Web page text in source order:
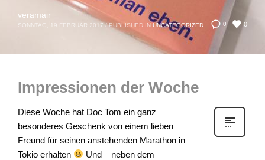
0 0
veramair
SONNTAG, 19 FEBRUAR 2017 / PUBLISHED IN UNCATEGORIZED
Impressionen der Woche
Diese Woche hat Doc Tom ein ganz
besonderes Geschenk von einem lieben
Freund für seinen anstehenden Marathon in
Tokio erhalten
Und – neben dem